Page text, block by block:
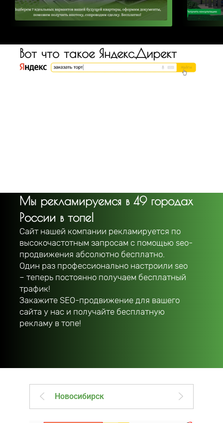
Вот что такое Яндекс.Директ
Мы рекламируемся в 49 городах
России в топе!
Сайт нашей компании рекламируется по
высокочастотным запросам с помощью seo-
продвижения абсолютно бесплатно.
Один раз профессионально настроили seo
– теперь постоянно получаем бесплатный
трафик!
Закажите SEO-продвижение для вашего
сайта у нас и получайте бесплатную
рекламу в топе!
Новосибирск